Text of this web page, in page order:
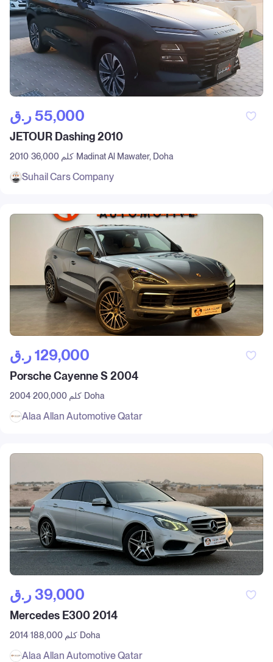
ر.ق‎ 55,000
JETOUR Dashing 2010
2010 36,000 كلم Madinat Al Mawater, Doha
Suhail Cars Company
ر.ق‎ 129,000
Porsche Cayenne S 2004
2004 200,000 كلم Doha
Alaa Allan Automotive Qatar
ر.ق‎ 39,000
Mercedes E300 2014
2014 188,000 كلم Doha
Alaa Allan Automotive Qatar